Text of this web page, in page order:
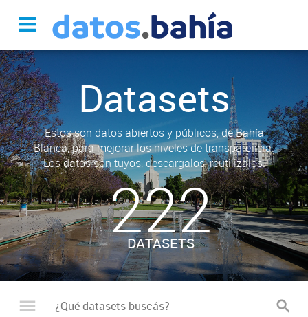
Datasets
Estos son datos abiertos y públicos, de Bahía
Blanca, para mejorar los niveles de transparencia.
Los datos son tuyos, descargalos, reutilizalos.
222
DATASETS